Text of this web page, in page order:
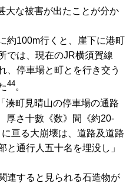
大な被害が出たことが分か
約100m行くと、崖下に港町
では、現在のJR横須賀線
、停車場と町とを行き交う
44。
湊町見晴山の停車場の通路
厚さ十數《数》間《約20-
亘る大崩壊は、道路及道路
と通行人五十名を埋没し」
連すると見られる石造物が